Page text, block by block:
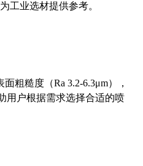
工业选材提供参考。
粗糙度（Ra 3.2-6.3μm），
用户根据需求选择合适的喷